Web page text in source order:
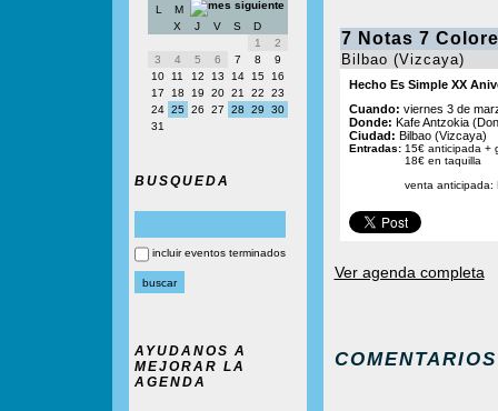
L
M
X
J V S
D
1
2
3
4 5 6 7 8
9
10
11 12 13 14 15
16
17
18 19 20 21 22
23
24 25 26 27 28 29
30
31
BUSQUEDA
incluir eventos terminados
AYUDANOS A
MEJORAR LA
AGENDA
7 Notas 7
Bilbao (Vizcaya)
Hecho Es Simple XX
Cuando: viernes 3 de
Donde: Kafe Antzokia
Ciudad: Bilbao (Vizcaya)
Entradas: 15€ anticipada +
18€ en taquilla
venta anticipada:
Ver agenda completa
COMENTARIOS